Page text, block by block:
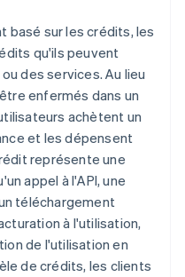
basé sur les crédits, les
qu'ils peuvent
des services. Au lieu
enfermés dans un
achètent un
et les dépensent
représente une
appel à l'API, une
téléchargement
à l'utilisation,
de l'utilisation en
de crédits, les clients